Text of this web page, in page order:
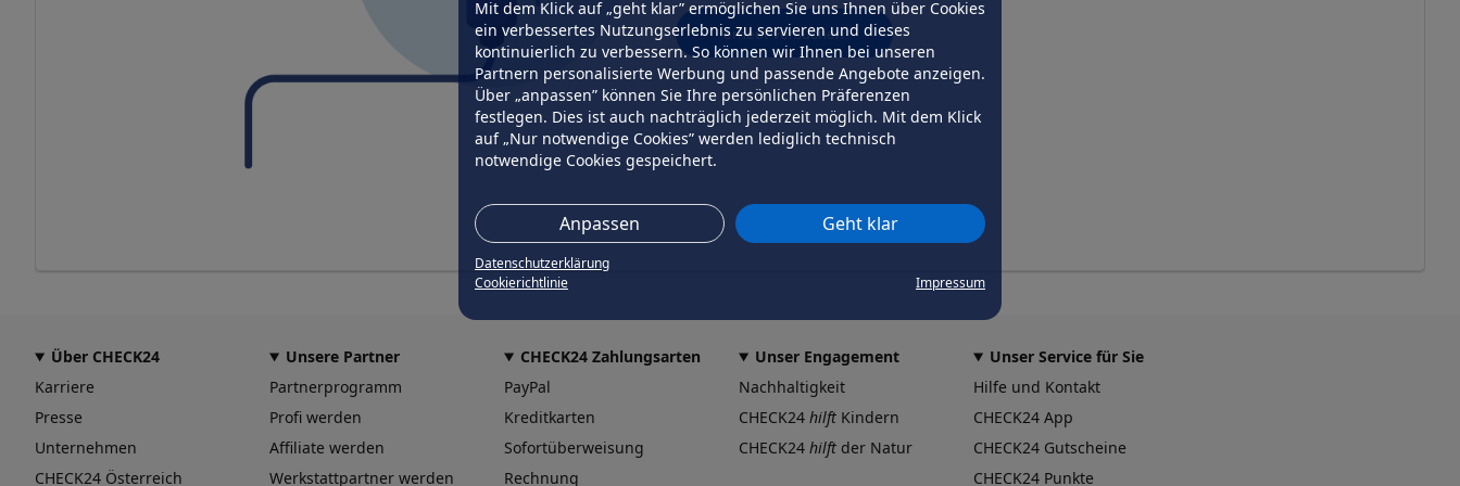
Mit dem Klick auf „geht klar” ermöglichen Sie uns Ihnen über Cookies
ein verbessertes Nutzungserlebnis zu servieren und dieses
kontinuierlich zu verbessern. So können wir Ihnen bei unseren
Partnern personalisierte Werbung und passende Angebote anzeigen.
Über „anpassen” können Sie Ihre persönlichen Präferenzen
festlegen. Dies ist auch nachträglich jederzeit möglich. Mit dem Klick
auf „Nur notwendige Cookies” werden lediglich technisch
notwendige Cookies gespeichert.
Anpassen Geht klar
Datenschutzerklärung
Cookierichtlinie
Impressum
erneut versuchen
Über CHECK24
Karriere
Presse
Unternehmen
CHECK24 Österreich
Unsere Partner
Partnerprogramm
Profi werden
Affiliate werden
Werkstattpartner werden
CHECK24 Zahlungsarten
PayPal
Kreditkarten
Sofortüberweisung
Rechnung
Unser Engagement
Nachhaltigkeit
CHECK24 hilft Kindern
CHECK24 hilft der Natur
Unser Service für Sie
Hilfe und Kontakt
CHECK24 App
CHECK24 Gutscheine
CHECK24 Punkte